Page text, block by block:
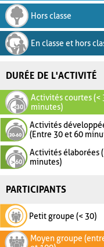
Hors classe
En classe et hors
DURÉE DE L'ACTIVITÉ
Activités courtes (<
minutes)
Activités
(Entre 30 et 60
Activités élaborées
minutes)
PARTICIPANTS
Petit groupe (< 30)
Moyen groupe